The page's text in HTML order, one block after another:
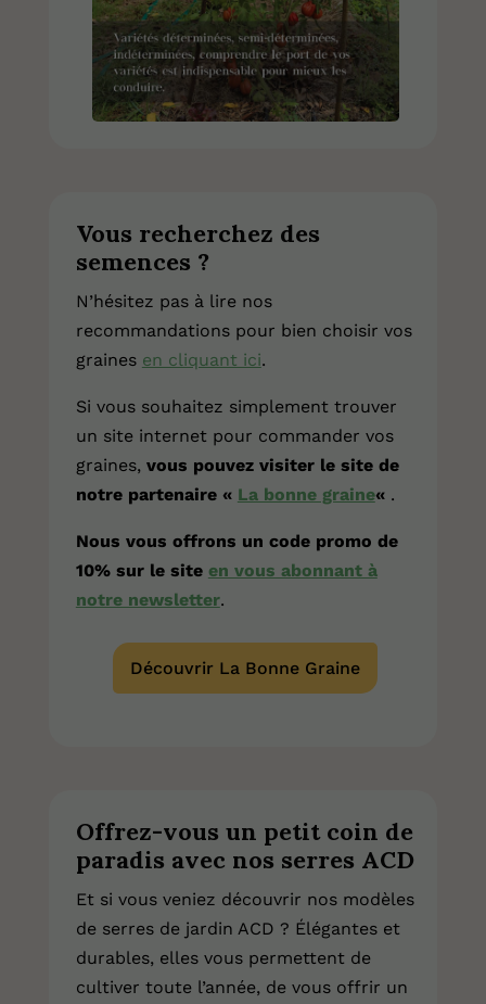
Vous recherchez des
semences ?
N’hésitez pas à lire nos
recommandations pour bien choisir vos
graines en cliquant ici.
Si vous souhaitez simplement trouver
un site internet pour commander vos
graines, vous pouvez visiter le site de
notre partenaire « La bonne graine« .
Nous vous offrons un code promo de
10% sur le site en vous abonnant à
notre newsletter.
Découvrir La Bonne Graine
Offrez-vous un petit coin de
paradis avec nos serres ACD
Et si vous veniez découvrir nos modèles
de serres de jardin ACD ? Élégantes et
durables, elles vous permettent de
cultiver toute l’année, de vous offrir un